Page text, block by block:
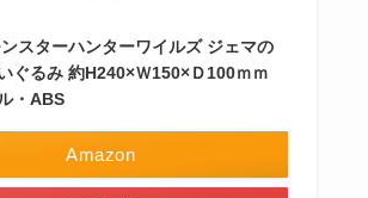
スターハンターワイルズ ジェマの
ぐるみ 約H240×Ｗ150×Ｄ100ｍｍ
・ABS
Amazon